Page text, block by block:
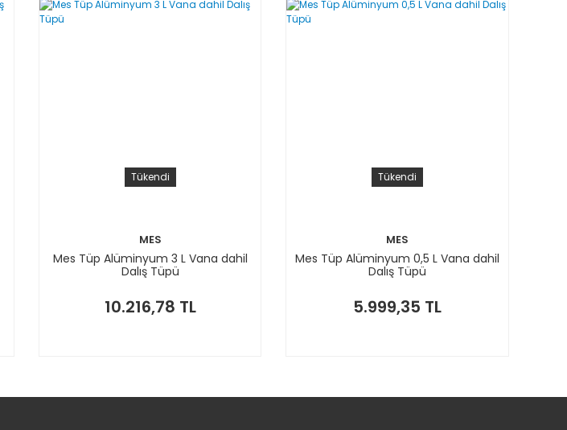
Tükendi
MES
Mes Tüp Alüminyum 3 L Vana dahil
Dalış Tüpü
10.216,78 TL
Tükendi
MES
Mes Tüp Alüminyum 0,5 L Vana dahil
Dalış Tüpü
5.999,35 TL